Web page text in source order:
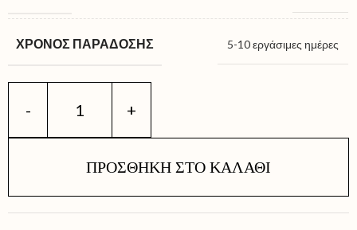
ΧΡΌΝΟΣ ΠΑΡΆΔΟΣΗΣ 5-10 εργάσιμες ημέρες
ΠΡΟΣΘΉΚΗ ΣΤΟ ΚΑΛΆΘΙ